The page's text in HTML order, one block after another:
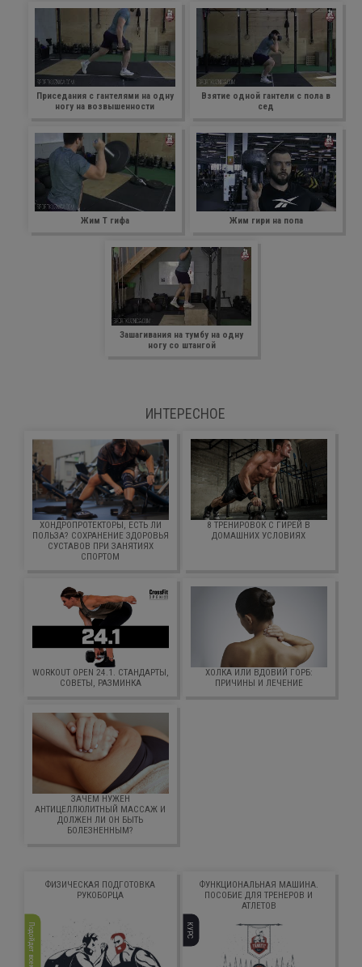
Приседания с гантелями на одну
ногу на возвышенности
Взятие одной гантели с пола в
сед
Жим Т гифа Жим гири на попа
Зашагивания на тумбу на одну
ногу со штангой
ИНТЕРЕСНОЕ
ХОНДРОПРОТЕКТОРЫ, ЕСТЬ ЛИ
ПОЛЬЗА? СОХРАНЕНИЕ ЗДОРОВЬЯ
СУСТАВОВ ПРИ ЗАНЯТИЯХ
СПОРТОМ
8 ТРЕНИРОВОК С ГИРЕЙ В
ДОМАШНИХ УСЛОВИЯХ
WORKOUT OPEN 24.1. СТАНДАРТЫ,
СОВЕТЫ, РАЗМИНКА
ХОЛКА ИЛИ ВДОВИЙ ГОРБ:
ПРИЧИНЫ И ЛЕЧЕНИЕ
ЗАЧЕМ НУЖЕН
АНТИЦЕЛЛЮЛИТНЫЙ МАССАЖ И
ДОЛЖЕН ЛИ ОН БЫТЬ
БОЛЕЗНЕННЫМ?
ФИЗИЧЕСКАЯ ПОДГОТОВКА
РУКОБОРЦА
Подойдет всем
ФУНКЦИОНАЛЬНАЯ МАШИНА.
ПОСОБИЕ ДЛЯ ТРЕНЕРОВ И
АТЛЕТОВ
КУРС